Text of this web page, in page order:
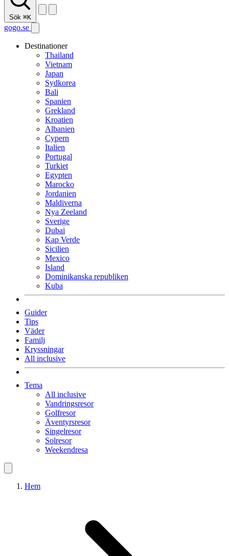
Sök ⌘K
gogo.se
Destinationer
Thailand
Vietnam
Japan
Sydkorea
Bali
Spanien
Grekland
Kroatien
Albanien
Cypern
Italien
Portugal
Turkiet
Egypten
Marocko
Jordanien
Maldiverna
Nya Zeeland
Sverige
Dubai
Kap Verde
Sicilien
Mexico
Island
Dominikanska republiken
Kuba
Guider
Tips
Väder
Familj
Kryssningar
All inclusive
Tema
All inclusive
Vandringsresor
Golfresor
Äventyrsresor
Singelresor
Solresor
Weekendresa
Hem